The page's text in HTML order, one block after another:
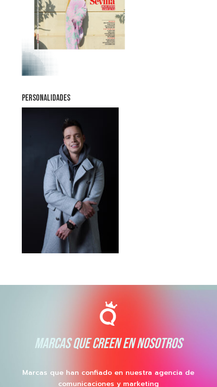
PERSONALIDADES
MARCAS QUE CREEN EN NOSOTROS
Marcas que han confiado en nuestra agencia de
comunicaciones y marketing